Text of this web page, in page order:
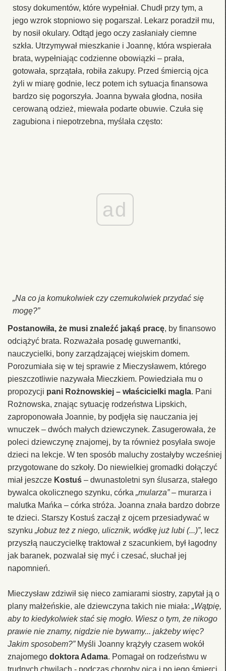
stosy dokumentów, które wypełniał. Chudł przy tym, a
jego wzrok stopniowo się pogarszał. Lekarz poradził mu,
by nosił okulary. Odtąd jego oczy zasłaniały ciemne
szkła. Utrzymywał mieszkanie i Joannę, która wspierała
brata, wypełniając codzienne obowiązki – prała,
gotowała, sprzątała, robiła zakupy. Przed śmiercią ojca
żyli w miarę godnie, lecz potem ich sytuacja finansowa
bardzo się pogorszyła. Joanna bywała głodna, nosiła
cerowaną odzież, miewała podarte obuwie. Czuła się
zagubiona i niepotrzebna, myślała często:
ad
„Na co ja komukolwiek czy czemukolwiek przydać się
mogę?”
Postanowiła, że musi znaleźć jakąś pracę, by finansowo
odciążyć brata. Rozważała posadę guwernantki,
nauczycielki, bony zarządzającej wiejskim domem.
Porozumiała się w tej sprawie z Mieczysławem, którego
pieszczotliwie nazywała Mieczkiem. Powiedziała mu o
propozycji pani Rożnowskiej – właścicielki magla. Pani
Rożnowska, znając sytuację rodzeństwa Lipskich,
zaproponowała Joannie, by podjęła się nauczania jej
wnuczek – dwóch małych dziewczynek. Zasugerowała, że
poleci dziewczynę znajomej, by ta również posyłała swoje
dzieci na lekcje. W ten sposób maluchy zostałyby wcześniej
przygotowane do szkoły. Do niewielkiej gromadki dołączyć
miał jeszcze Kostuś – dwunastoletni syn ślusarza, stałego
bywalca okolicznego szynku, córka „mularza”– murarza i
malutka Mańka – córka stróża. Joanna znała bardzo dobrze
te dzieci. Starszy Kostuś zaczął z ojcem przesiadywać w
szynku „łobuz też z niego, ulicznik, wódkę już lubi (...)”, lecz
przyszłą nauczycielkę traktował z szacunkiem, był łagodny
jak baranek, pozwalał się myć i czesać, słuchał jej
napomnień.
Mieczysław zdziwił się nieco zamiarami siostry, zapytał ją o
plany małżeńskie, ale dziewczyna takich nie miała: „Wątpię,
aby to kiedykolwiek stać się mogło. Wiesz o tym, że nikogo
prawie nie znamy, nigdzie nie bywamy... jakżeby więc?
Jakim sposobem?”Myśli Joanny krążyły czasem wokół
znajomego doktora Adama. Pomagał on rodzeństwu w
trudnych chwilach - podczas choroby ojca i po jego śmierci.